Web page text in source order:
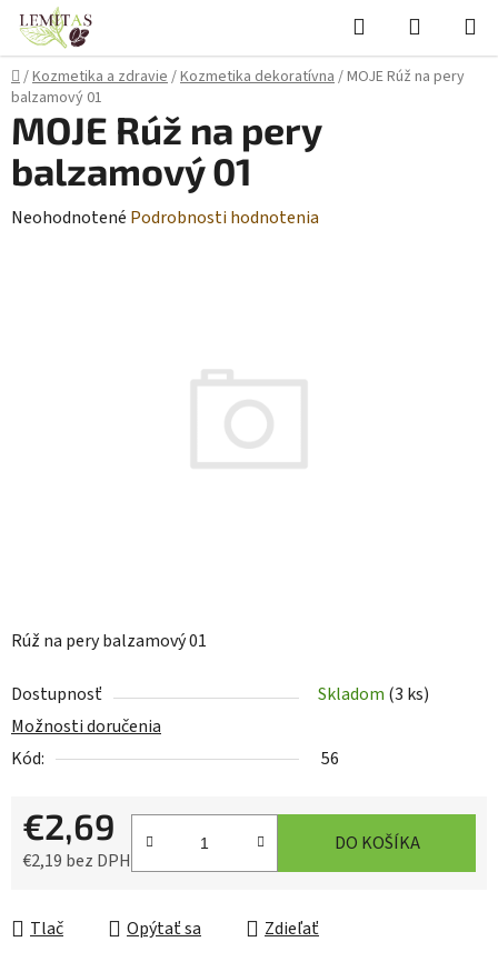
Prejsť
obsah
Hľadať
KOŠÍK
Domov
/Kozmetika a zdravie/Kozmetika dekoratívna/MOJE Rúž na pery
balzamový 01
Rúž na pery balzamový 01
Dostupnosť Skladom (3 ks)
Možnosti doručenia
Kód:
56
€2,69
€2,19 bez DPH
DO KOŠÍKA
Tlač Opýtať sa Zdieľať
MOJE Rúž na pery
balzamový 01
Priemerné
Neohodnotené Podrobnosti hodnotenia